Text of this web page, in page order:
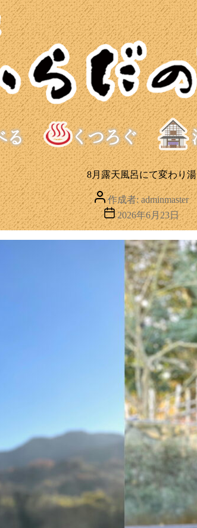
8月露天風呂にて変わり湯
投
稿
者
作成者: adminmaster
投
稿
日
2026年6月23日